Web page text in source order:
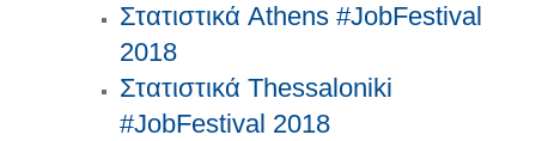
Στατιστικά Athens #JobFestival
2018
Στατιστικά Thessaloniki
#JobFestival 2018